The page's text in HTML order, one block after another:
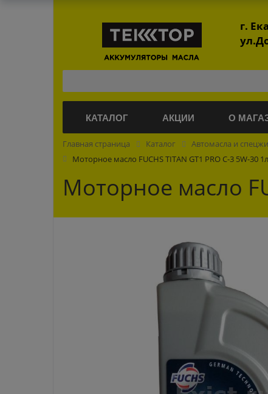
г.
КАТАЛОГ АКЦИИ О
Главная страница Каталог Автомасла и
Моторное масло FUCHS TITAN GT1 PRO C-3 5W-30 1л
Моторное масло